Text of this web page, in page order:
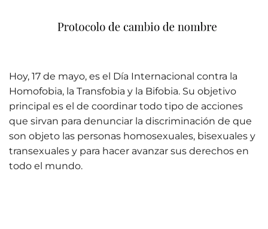
Hoy, 17 de mayo, es el Día Internacional contra la
Homofobia, la Transfobia y la Bifobia. Su objetivo
principal es el de coordinar todo tipo de acciones
que sirvan para denunciar la discriminación de que
son objeto las personas homosexuales, bisexuales y
transexuales y para hacer avanzar sus derechos en
todo el mundo.